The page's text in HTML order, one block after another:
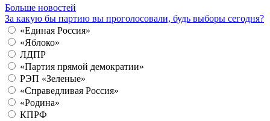
Больше новостей
За какую бы партию вы проголосовали, будь выборы сегодня?
«Единая Россия»
«Яблоко»
ЛДПР
«Партия прямой демократии»
РЭП «Зеленые»
«Справедливая Россия»
«Родина»
КПРФ